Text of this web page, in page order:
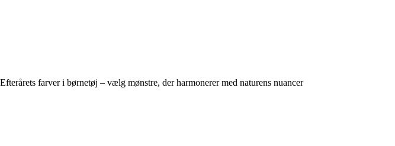
Efterårets farver i børnetøj – vælg mønstre, der harmonerer med naturens nuancer